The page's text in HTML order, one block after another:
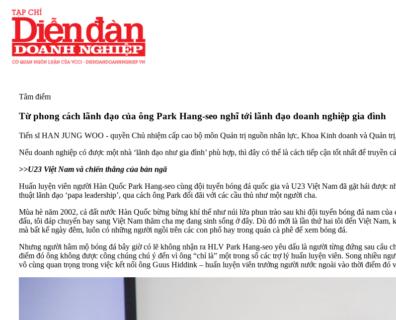
Tâm điểm
Từ phong cách lãnh đạo của ông Park Hang-seo nghĩ tới lãnh đạo doanh nghiệp gia đình
Tiến sĩ HAN JUNG WOO - quyền Chủ nhiệm cấp cao bộ môn Quản trị nguồn nhân lực, Khoa Kinh doanh và Quản
Nếu doanh nghiệp có được một nhà ‘lãnh đạo như gia đình’ phù hợp, thì đây có thể là cách tiếp cận tốt nhất để truyền
>>U23 Việt Nam và chiến thắng của bản ngã
Huấn luyện viên người Hàn Quốc Park Hang-seo cùng đội tuyển bóng đá quốc gia và U23 Việt Nam đã gặt hái được
thuật lãnh đạo ‘papa leadership’, qua cách ông Park đối đãi với các cầu thủ như một người cha.
Mùa hè năm 2002, cả đất nước Hàn Quốc bừng bừng khí thế như núi lửa phun trào sau khi đội tuyển bóng đá nam
đấu, tôi đáp chuyến bay sang Việt Nam thăm cha mẹ đang sinh sống ở đây. Dù đó mới là lần thứ hai tôi đến Việt
mà bất kể ngày đêm, luôn có những người ngồi trên các con phố hay trong quán cà phê để xem bóng đá.
Nhưng người hâm mộ bóng đá bây giờ có lẽ không nhận ra HLV Park Hang-seo yêu dấu là người từng đứng sau câu
điểm đó ông không được công chúng chú ý đến vì ông “chỉ là” một trong số các trợ lý huấn luyện viên. Song nhiều
vô cùng quan trọng trong việc kết nối ông Guus Hiddink – huấn luyện viên trưởng người nước ngoài vào thời điểm đó